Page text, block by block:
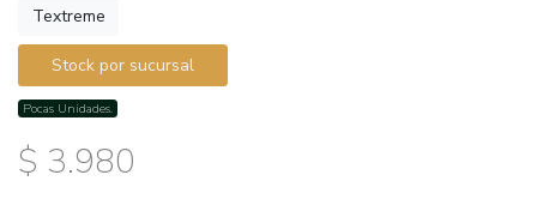
Textreme
Stock por sucursal
Pocas Unidades.
$ 3.980